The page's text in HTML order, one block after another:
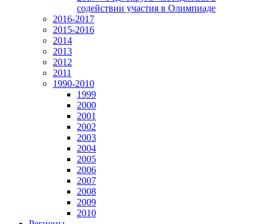
содействии участия в Олимпиаде
2016-2017
2015-2016
2014
2013
2012
2011
1990-2010
1999
2000
2001
2002
2003
2004
2005
2006
2007
2008
2009
2010